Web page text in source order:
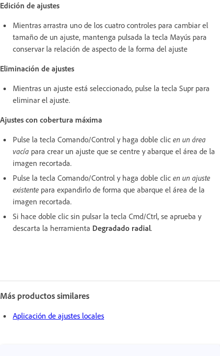
Edición de ajustes
Mientras arrastra uno de los cuatro controles para cambiar el
tamaño de un ajuste, mantenga pulsada la tecla Mayús para
conservar la relación de aspecto de la forma del ajuste
Eliminación de ajustes
Mientras un ajuste está seleccionado, pulse la tecla Supr para
eliminar el ajuste.
Ajustes con cobertura máxima
Pulse la tecla Comando/Control y haga doble clic en un área
vacía para crear un ajuste que se centre y abarque el área de la
imagen recortada.
Pulse la tecla Comando/Control y haga doble clic en un ajuste
existente para expandirlo de forma que abarque el área de la
imagen recortada.
Si hace doble clic sin pulsar la tecla Cmd/Ctrl, se aprueba y
descarta la herramienta Degradado radial.
Más productos similares
Aplicación de ajustes locales